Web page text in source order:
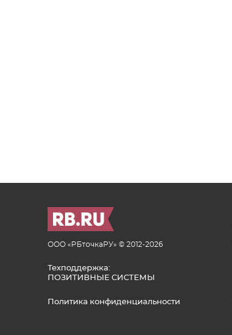
ООО «РБточкаРУ» © 2012-2026
Техподдержка:
ПОЗИТИВНЫЕ СИСТЕМЫ
Политика конфиденциальности